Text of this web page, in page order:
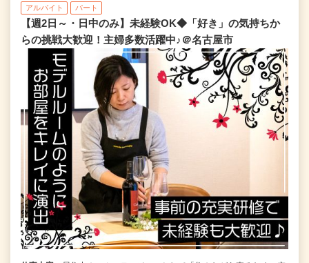
アルバイト パート
【週2日～・日中のみ】未経験OK◆「好き」の気持ちか
らの挑戦大歓迎！主婦多数活躍中♪＠名古屋市